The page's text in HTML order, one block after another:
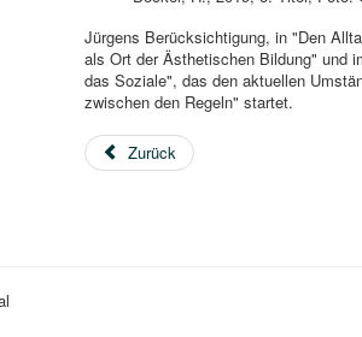
Jürgens Berücksichtigung, in "Den
als Ort der Ästhetischen Bildung" und
das Soziale", das den aktuellen
zwischen den Regeln" startet.
Zurück